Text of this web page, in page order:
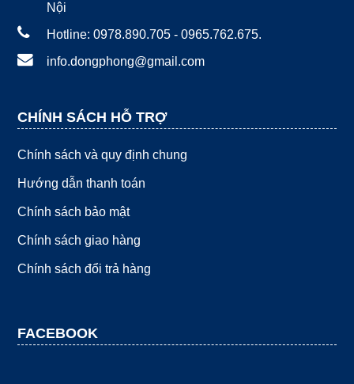
Nội
Hotline: 0978.890.705 - 0965.762.675.
info.dongphong@gmail.com
CHÍNH SÁCH HỖ TRỢ
Chính sách và quy định chung
Hướng dẫn thanh toán
Chính sách bảo mật
Chính sách giao hàng
Chính sách đổi trả hàng
FACEBOOK